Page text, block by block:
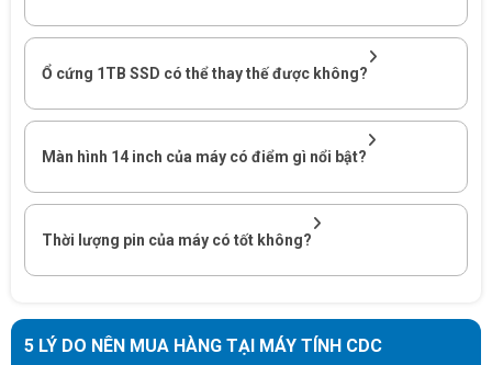
Intel Core Ultra 7 155H (16 nhân, 22 luồng, xung nhịp tối đa
4.8GHz), mang lại hiệu suất cao, xử lý nhanh chóng các tác vụ
nặng.
Tích hợp AI Engine (NPU), hỗ trợ tối ưu hóa công việc AI, thiết kế
đồ họa, chỉnh sửa video.
Card đồ họa Intel Arc Graphics, hỗ trợ tốt cho công việc sáng tạo,
hiển thị hình ảnh sắc nét trên màn hình độ phân giải cao.
RAM 32GB LPDDR5X – Đa nhiệm mượt mà
32GB RAM LPDDR5X 7500MHz, giúp mở nhiều ứng dụng cùng
RAM hàn trực tiếp trên bo mạch, tối ưu năng lượng và hiệu suất.
Ổ cứng 1TB SSD có thể thay thế được không?
Màn hình 14 inch của máy có điểm gì nổi bật?
Thời lượng pin của máy có tốt không?
5 LÝ DO NÊN MUA HÀNG TẠI MÁY TÍNH CDC